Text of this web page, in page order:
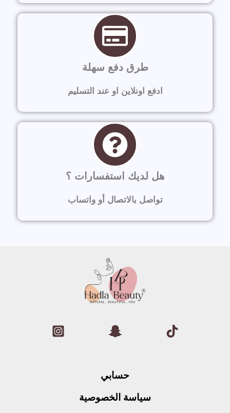
طرق دفع سهلة
ادفع اونلاين او عند التسليم
هل لديك استفسارات ؟
تواصل بالاتصال أو واتساب
حسابي
سياسة الخصوصية